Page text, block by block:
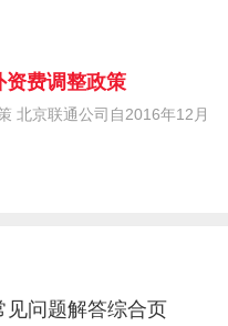
资费调整政策
北京联通公司自2016年12月
问题解答综合页